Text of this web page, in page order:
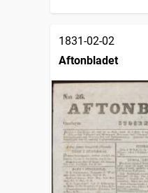
1831-02-02
Aftonbladet